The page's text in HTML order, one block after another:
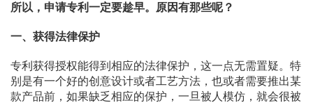
所以，申请专利一定要趁早。 原因有那些呢？
一、获得法律保护
专利获得授权能得到相应的法律保护，这一点无需置疑。特
别是有一个好的创意设计或者工艺方法，也或者需要推出某
款产品前，如果缺乏相应的保护，一旦被人模仿，就会很被